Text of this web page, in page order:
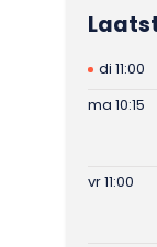
di 11:00
ma 10:15
vr 11:00